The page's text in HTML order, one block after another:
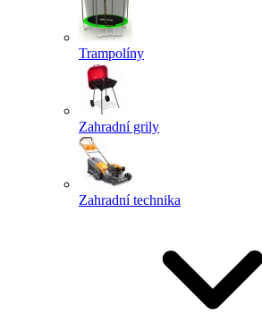
Trampolíny
Zahradní grily
Zahradní technika